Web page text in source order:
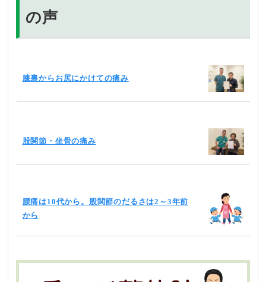
の声
膝裏からお尻にかけての痛み
股関節・坐骨の痛み
腰痛は10代から。股関節のだるさは2～3年前
から